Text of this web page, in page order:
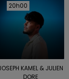
20h00
20h00
KAMEL & JULIEN
DORE